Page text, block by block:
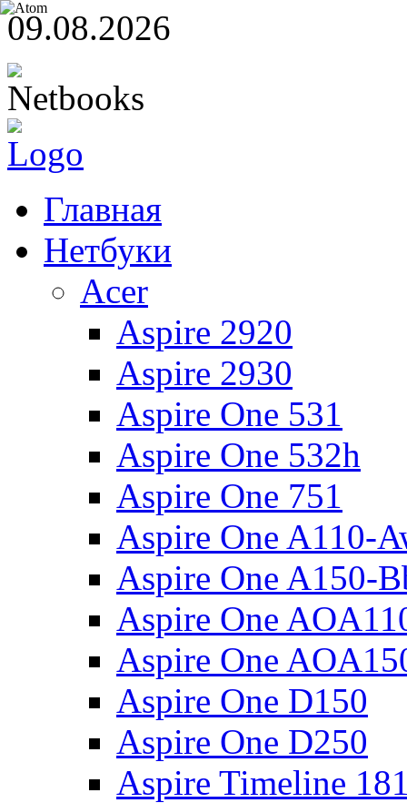
09.08.2026
Главная
Нетбуки
Acer
Aspire 2920
Aspire 2930
Aspire One 531
Aspire One 532h
Aspire One 751
Aspire One A110-
Aspire One A150-
Aspire One
Aspire One
Aspire One D150
Aspire One D250
Aspire Timeline